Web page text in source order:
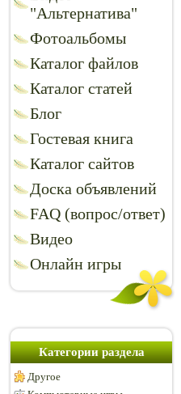
"Альтернатива"
Фотоальбомы
Каталог файлов
Каталог статей
Блог
Гостевая книга
Каталог сайтов
Доска объявлений
FAQ (вопрос/ответ)
Видео
Онлайн игры
Категории раздела
Другое